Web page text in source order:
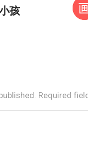
孩
Required